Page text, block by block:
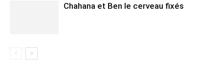
Chahana et Ben le cerveau fixés